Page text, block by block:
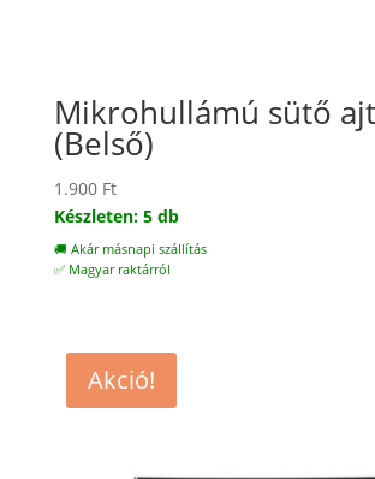
Mikrohullámú sütő
(Belső)
1.900 Ft
Készleten: 5 db
🚚 Akár másnapi szállítás
✅ Magyar raktárról
Akció!